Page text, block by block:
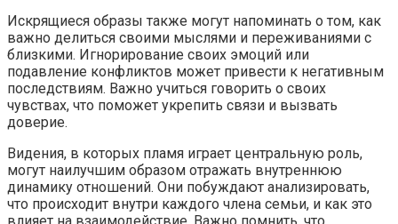
Искрящиеся образы также могут напоминать о том, как
важно делиться своими мыслями и переживаниями с
близкими. Игнорирование своих эмоций или
подавление конфликтов может привести к негативным
последствиям. Важно учиться говорить о своих
чувствах, что поможет укрепить связи и вызвать
доверие.
Видения, в которых пламя играет центральную роль,
могут наилучшим образом отражать внутреннюю
динамику отношений. Они побуждают анализировать,
что происходит внутри каждого члена семьи, и как это